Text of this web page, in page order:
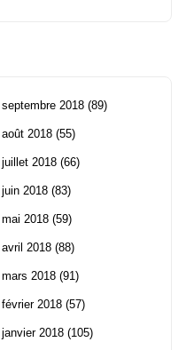
septembre 2018 (89)
août 2018 (55)
juillet 2018 (66)
juin 2018 (83)
mai 2018 (59)
avril 2018 (88)
mars 2018 (91)
février 2018 (57)
janvier 2018 (105)